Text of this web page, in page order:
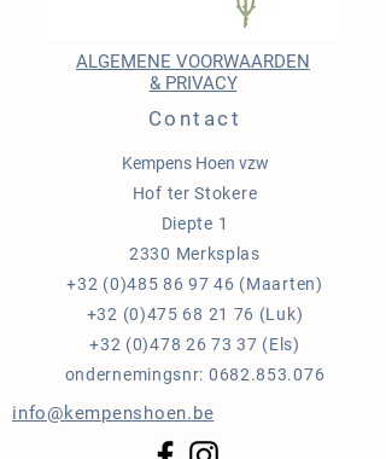
ALGEMENE VOORWAARDEN
& PRIVACY
Contact
Kempens Hoen vzw
Hof ter Stokere
Diepte 1
2330 Merksplas
+32 (0)485 86 97 46 (Maarten)
+32 (0)475 68 21 76 (Luk)
+32 (0)478 26 73 37 (Els)
ondernemingsnr: 0682.853.076
info@kempenshoen.be